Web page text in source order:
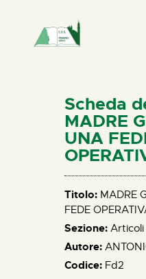
HOME
CHI SIAMO
NEWS
PERCORSI
ELISA
CONTATTI
Scheda
MADRE
UNA
Titolo: MADRE
FEDE
Sezione: Articoli
Autore:
Codice: Fd2